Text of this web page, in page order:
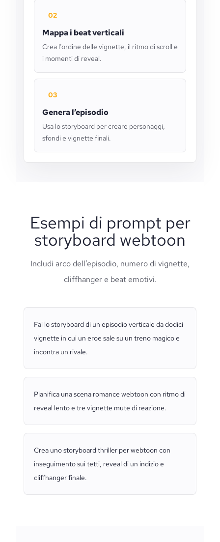
02
Mappa i beat verticali
Crea l’ordine delle vignette, il ritmo di scroll e
i momenti di reveal.
03
Genera l’episodio
Usa lo storyboard per creare personaggi,
sfondi e vignette finali.
Esempi di prompt per
storyboard webtoon
Includi arco dell’episodio, numero di vignette,
cliffhanger e beat emotivi.
Fai lo storyboard di un episodio verticale da dodici
vignette in cui un eroe sale su un treno magico e
incontra un rivale.
Pianifica una scena romance webtoon con ritmo di
reveal lento e tre vignette mute di reazione.
Crea uno storyboard thriller per webtoon con
inseguimento sui tetti, reveal di un indizio e
cliffhanger finale.